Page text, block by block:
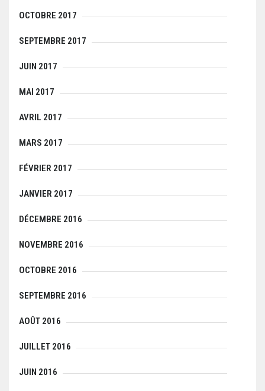
OCTOBRE 2017
SEPTEMBRE 2017
JUIN 2017
MAI 2017
AVRIL 2017
MARS 2017
FÉVRIER 2017
JANVIER 2017
DÉCEMBRE 2016
NOVEMBRE 2016
OCTOBRE 2016
SEPTEMBRE 2016
AOÛT 2016
JUILLET 2016
JUIN 2016